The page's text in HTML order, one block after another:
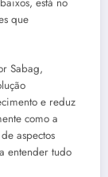
está no
que
Sabag,
e reduz
como a
aspectos
entender tudo